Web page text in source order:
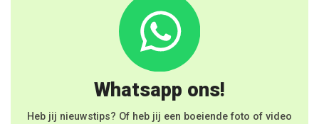
Whatsapp ons!
Heb jij nieuwstips? Of heb jij een boeiende foto of video